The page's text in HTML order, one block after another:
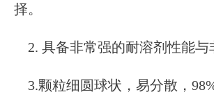
择。
2. 具备非常强的耐溶剂性能
3.颗粒细圆球状，易分散，